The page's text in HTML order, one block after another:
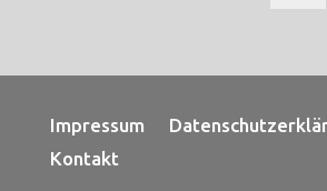
Impressum
Kontakt